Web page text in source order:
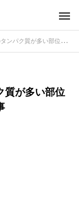
部位は？効率よく筋肉をつける食事
質が多い部位